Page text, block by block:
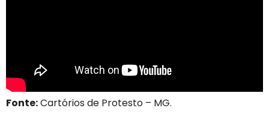
Fonte:Cartórios de Protesto – MG.